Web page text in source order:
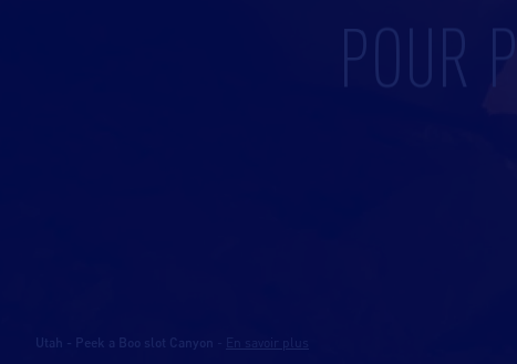
POUR
Utah - Peek a Boo slot Canyon